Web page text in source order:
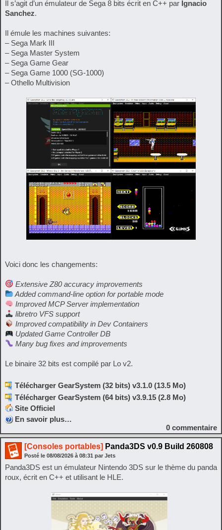
Il s’agit d’un émulateur de Sega 8 bits écrit en C++ par Ignacio
Sanchez.
Il émule les machines suivantes:
– Sega Mark III
– Sega Master System
– Sega Game Gear
– Sega Game 1000 (SG-1000)
– Othello Multivision
Voici donc les changements:
Extensive Z80 accuracy improvements
Added command-line option for portable mode
Improved MCP Server implementation
libretro VFS support
Improved compatibility in Dev Containers
Updated Game Controller DB
Many bug fixes and improvements
Le binaire 32 bits est compilé par Lo v2.
Télécharger GearSystem (32 bits) v3.1.0 (13.5 Mo)
Télécharger GearSystem (64 bits) v3.9.15 (2.8 Mo)
Site Officiel
En savoir plus…
0 commentaire
[Consoles portables] Panda3DS v0.9 Build 260808
Posté le 08/08/2026 à 08:31 par Jets
Panda3DS est un émulateur Nintendo 3DS sur le thème du panda
roux, écrit en C++ et utilisant le HLE.